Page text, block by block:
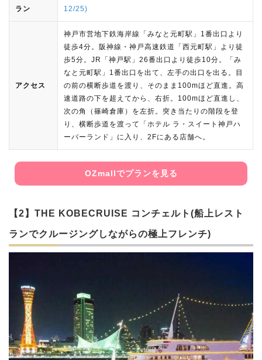
ラン
12/25)
アクセス
神戸市営地下鉄海岸線「みなと元町駅」1番出口より
徒歩4分。阪神線・神戸高速鉄道「西元町駅」より徒
歩5分。JR「神戸駅」26番出口より徒歩10分。「み
なと元町駅」1番出口を出て、左手の出口を出る。目
の前の横断歩道を渡り、そのまま100mほど直進。高
速道路の下を超えてから、右折。100mほど直進し、
次の角（篠崎倉庫）を左折。突き当たりの階段を登
り、横断歩道を渡って「ホテル ラ・スイート神戸ハ
ーバーランド」に入り、2Fにある店舗へ。
OZmallでプランを見る
【2】THE KOBECRUISE コンチェルト(船上レスト
ランでクルージングしながらの極上フレンチ)